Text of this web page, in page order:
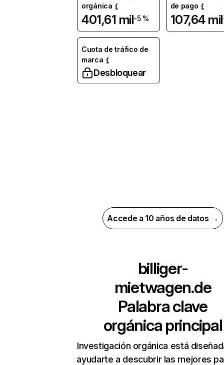
orgánica
401,61 mil-5 %
de pago
107,64 mil
Cuota de tráfico de
marca
Desbloquear
Accede a 10 años de datos →
billiger-
mietwagen.de
Palabra clave
orgánica principal
Investigación orgánica está
ayudarte a descubrir las mejores